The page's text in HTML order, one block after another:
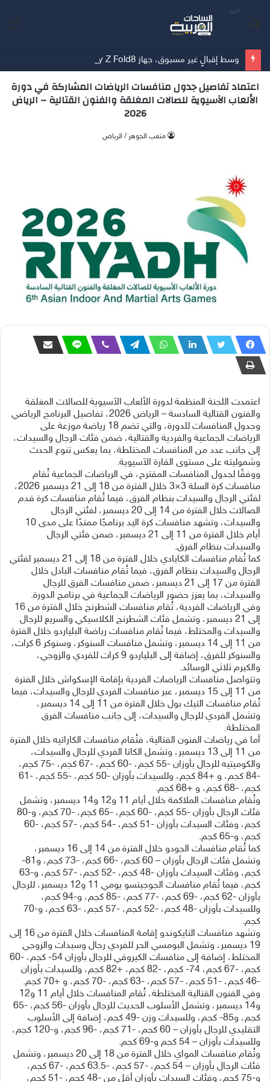
اعتماد تفاصيل جدول منافسات الرياضات المشاركة في دورة
الألعاب الآسيوية للصالات المغلقة والفنون القتالية – الرياض
2026
متعب الجوهر / الرياض
اعتمدت اللجنة المنظمة لدورة الألعاب الآسيوية للصالات المغلقة
والفنون القتالية السادسة – الرياض 2026، تفاصيل البرنامج الرياضي
وجدول المنافسات للدورة، والتي تضم 18 رياضة موزعة على
الرياضات الجماعية والفردية والقتالية، ضمن فئات الرجال والسيدات،
إلى جانب عدد من المنافسات المختلطة، بما يعكس تنوع الحدث
وشموليته على مستوى القارة الآسيوية.
ووفقًا لجدول المنافسات المقترح، في الرياضات الجماعية تُقام
منافسات كرة السلة 3×3 خلال الفترة من 18 إلى 21 ديسمبر 2026،
لفئتي الرجال والسيدات بنظام الفرق، فيما تُقام منافسات كرة قدم
الصالات خلال الفترة من 14 إلى 20 ديسمبر، لفئتي الرجال
والسيدات، وتشهد منافسات كرة اليد برنامجًا ممتدًا على مدى 10
أيام خلال الفترة من 11 إلى 21 ديسمبر، ضمن فئتي الرجال
والسيدات بنظام الفرق.
كما تُقام منافسات الكابادي خلال الفترة من 18 إلى 21 ديسمبر لفئتي
الرجال والسيدات بنظام الفرق، فيما تُقام منافسات البادل خلال
الفترة من 17 إلى 21 ديسمبر، ضمن منافسات الفرق للرجال
والسيدات، بما يعزز حضور الرياضات الجماعية في برنامج الدورة.
وفي الرياضات الفردية، تُقام منافسات الشطرنج خلال الفترة من 16
إلى 21 ديسمبر، وتشمل فئات الشطرنج الكلاسيكي والسريع للرجال
والسيدات والمختلط، فيما تُقام منافسات رياضة البلياردو خلال الفترة
من 11 إلى 14 ديسمبر، وتشمل منافسات السنوكر، وسنوكر 6 كرات،
والسنوكر للفرق، إضافة إلى البلياردو 9 كرات للفردي والزوجي،
والكيرم ثلاثي الوسائد.
وتتواصل منافسات الرياضات الفردية بإقامة الإسكواش خلال الفترة
من 11 إلى 15 ديسمبر، عبر منافسات الفردي للرجال والسيدات، فيما
تُقام منافسات التيك بول خلال الفترة من 11 إلى 14 ديسمبر،
وتشمل الفردي للرجال والسيدات، إلى جانب منافسات الفرق
المختلطة.
أما في رياضات الفنون القتالية، فتُقام منافسات الكاراتيه خلال الفترة
من 11 إلى 13 ديسمبر، وتشمل الكاتا الفردي للرجال والسيدات،
والكوميتيه للرجال بأوزان -55 كجم، -60 كجم، -67 كجم، -75 كجم،
-84 كجم، و +84 كجم، وللسيدات بأوزان -50 كجم، -55 كجم، -61
كجم، -68 كجم، و +68 كجم.
وتُقام منافسات الملاكمة خلال أيام 11 و12 و14 ديسمبر، وتشمل
فئات الرجال بأوزان -55 كجم، -60 كجم، -65 كجم، -70 كجم، و-80
كجم، وفئات السيدات بأوزان -51 كجم، -54 كجم، -57 كجم، -60
كجم، و-65 كجم.
كما تُقام منافسات الجودو خلال الفترة من 14 إلى 16 ديسمبر،
وتشمل فئات الرجال بأوزان – 60 كجم، -66 كجم، -73 كجم، و81-
كجم، وفئات السيدات بأوزان -48 كجم، -52 كجم، -57 كجم، و-63
كجم، فيما تُقام منافسات الجوجيتسو يومي 11 و12 ديسمبر، للرجال
بأوزان -62 كجم، -69 كجم، -77 كجم، -85 كجم، و-94 كجم،
وللسيدات بأوزان -48 كجم، -52 كجم، -57 كجم، -63 كجم، و-70
كجم.
وتشهد منافسات التايكوندو إقامة المنافسات خلال الفترة من 16 إلى
19 ديسمبر، وتشمل البومسي الحر للفردي رجال وسيدات والزوجي
المختلط، إضافة إلى منافسات الكيروقي للرجال بأوزان 54- كجم، -60
كجم، -67 كجم، 74- كجم، -82 كجم، +82 كجم، وللسيدات بأوزان
-46 كجم، -51 كجم، -57 كجم، -63 كجم، -70 كجم، و +70 كجم.
وفي الفنون القتالية المختلطة، تُقام المنافسات خلال أيام 11 و12
و14 ديسمبر، وتشمل الأسلوب الحديث للرجال بأوزان -56 كجم، -65
كجم، و85- كجم، وللسيدات وزن -49 كجم، إضافة إلى الأسلوب
التقليدي للرجال بأوزان – 60 كجم، -71 كجم، -96 كجم، و-120 كجم،
وللسيدات بأوزان – 54 كجم و-69 كجم.
وتُقام منافسات المواي خلال الفترة من 18 إلى 20 ديسمبر، وتشمل
فئات الرجال بأوزان – 54 كجم، -57 كجم، -63.5 كجم، -67 كجم،
و-75 كجم، وفئات السيدات بأوزان أقل من -48 كجم، -51 كجم،